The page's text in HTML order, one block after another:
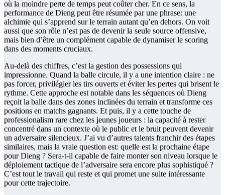
où la moindre perte de temps peut coûter cher. En ce sens, la
performance de Dieng peut être résumée par une phrase: une
alchimie qui s’apprend sur le terrain autant qu’en dehors. On voit
aussi que son rôle n’est pas de devenir la seule source offensive,
mais bien d’être un complément capable de dynamiser le scoring
dans des moments cruciaux.
Au-delà des chiffres, c’est la gestion des possessions qui
impressionne. Quand la balle circule, il y a une intention claire : ne
pas forcer, privilégier les tirs ouverts et éviter les pertes qui brisent le
rythme. Cette approche est notable dans les séquences où Dieng
reçoit la balle dans des zones inclinées du terrain et transforme ces
positions en matchs gagnants. Et puis, il y a cette touche de
professionalism rare chez les jeunes joueurs : la capacité à rester
concentré dans un contexte où le public et le bruit peuvent devenir
un adversaire silencieux. J’ai vu d’autres talents franchir des étapes
similaires, mais la vraie question est: quelle est la prochaine étape
pour Dieng ? Sera-t-il capable de faire monter son niveau lorsque le
déploiement tactique de l’adversaire sera encore plus sophistiqué ?
C’est tout le travail qui reste et qui promet une suite intéressante
pour cette trajectoire.